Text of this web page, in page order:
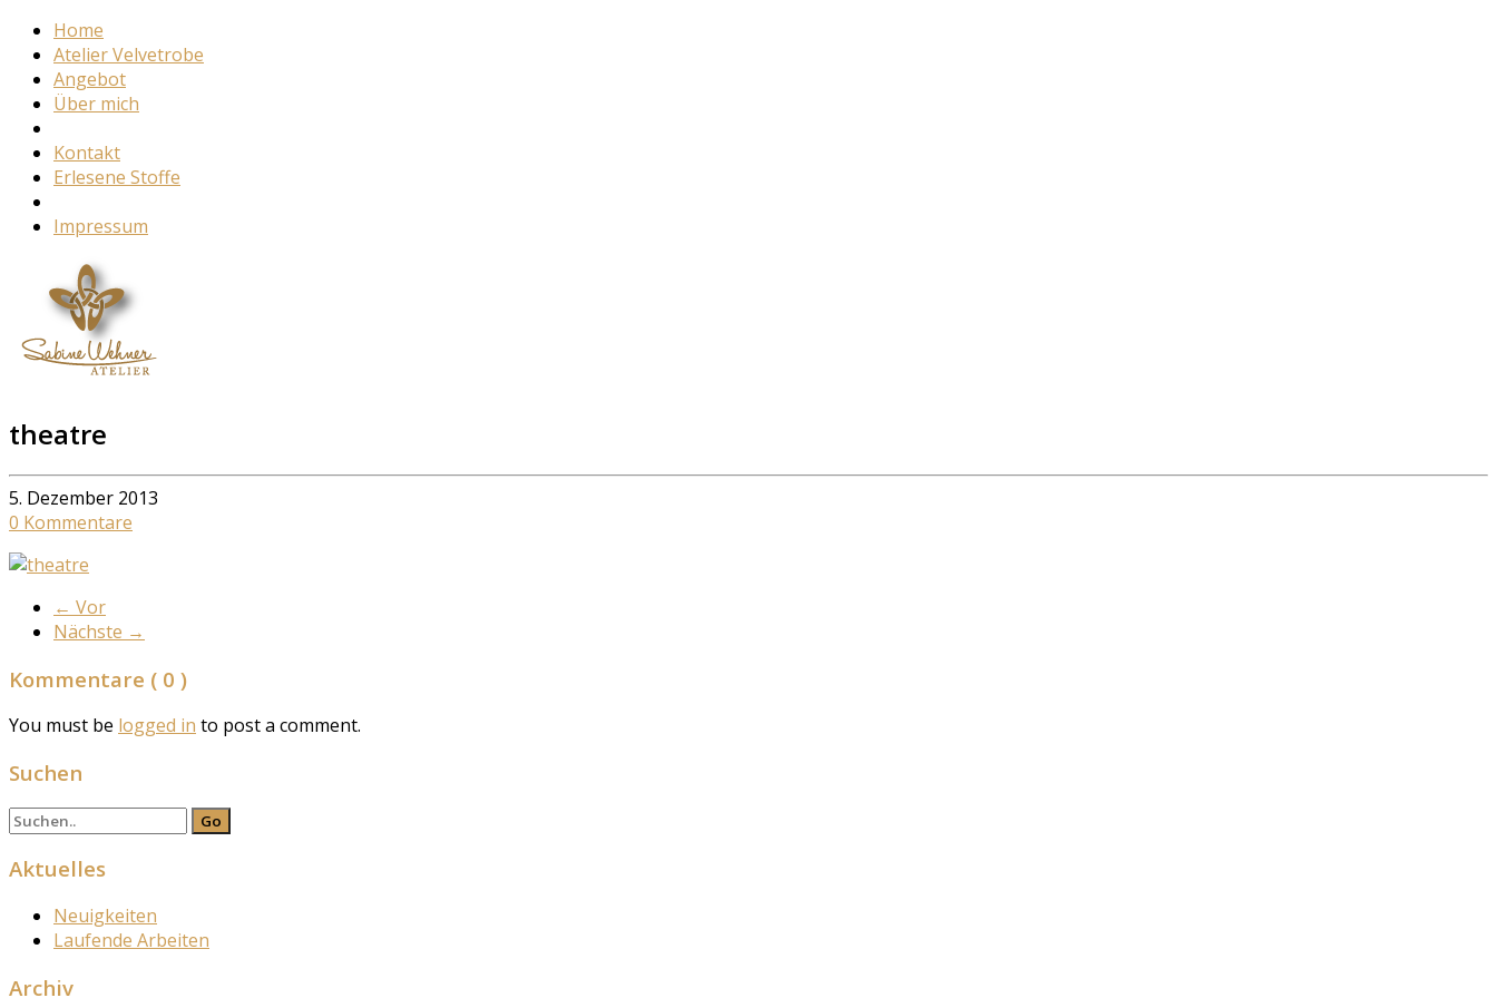
Home
Atelier Velvetrobe
Angebot
Über mich
Kontakt
Erlesene Stoffe
Impressum
theatre
5. Dezember 2013
0 Kommentare
← Vor
Nächste →
Kommentare ( 0 )
You must be logged in to post a comment.
Suchen
Aktuelles
Neuigkeiten
Laufende Arbeiten
Archiv